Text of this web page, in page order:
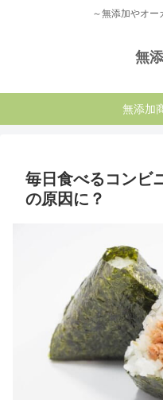
～無添加やオー
無
無添加
毎日食べるコンビ
の原因に？